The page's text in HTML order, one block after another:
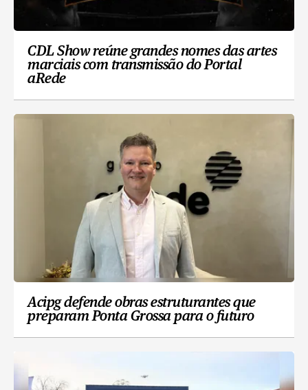
CDL Show reúne grandes nomes das artes
marciais com transmissão do Portal
aRede
Acipg defende obras estruturantes que
preparam Ponta Grossa para o futuro